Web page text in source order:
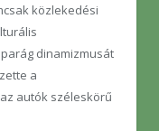
közlekedési
dinamizmusát
a
autók széleskörű